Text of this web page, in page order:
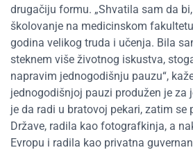
drugačiju formu. „Shvatila sam da
školovanje na medicinskom
godina velikog truda i učenja. Bila
steknem više životnog iskustva,
napravim jednogodišnju pauzu“,
jednogodišnjoj pauzi produžen je za
je da radi u bratovoj pekari, zatim se
Države, radila kao fotografkinja, a
Evropu i radila kao privatna